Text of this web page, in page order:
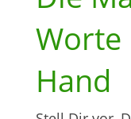
Worte
Hand